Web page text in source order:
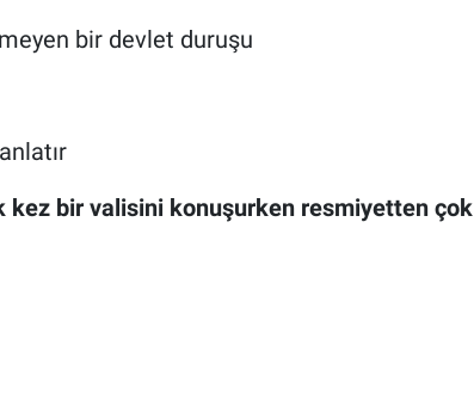
bir devlet duruşu
kez bir valisini konuşurken resmiyetten çok